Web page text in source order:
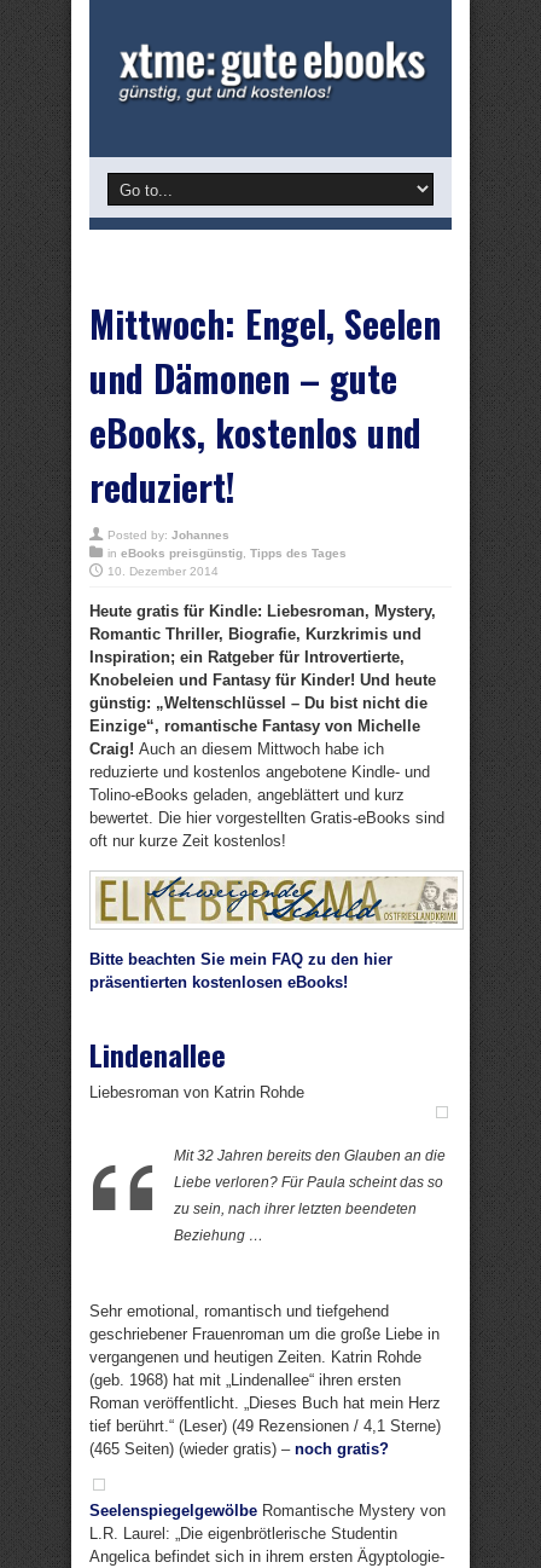
Mittwoch: Engel, Seelen
und Dämonen – gute
eBooks, kostenlos und
reduziert!
Posted by: Johannes
in eBooks preisgünstig Tipps des Tages
10. Dezember 2014
Heute gratis für Kindle: Liebesroman, Mystery,
Romantic Thriller, Biografie, Kurzkrimis und
Inspiration; ein Ratgeber für Introvertierte,
Knobeleien und Fantasy für Kinder! Und heute
günstig: „Weltenschlüssel – Du bist nicht die
Einzige“, romantische Fantasy von Michelle
Craig! Auch an diesem Mittwoch habe ich
reduzierte und kostenlos angebotene Kindle- und
Tolino-eBooks geladen, angeblättert und kurz
bewertet. Die hier vorgestellten Gratis-eBooks sind
oft nur kurze Zeit kostenlos!
Bitte beachten Sie mein FAQ zu den hier
präsentierten kostenlosen eBooks!
Lindenallee
Liebesroman von Katrin Rohde
Mit 32 Jahren bereits den Glauben an die
Liebe verloren? Für Paula scheint das so
zu sein, nach ihrer letzten beendeten
Beziehung …
Sehr emotional, romantisch und tiefgehend
geschriebener Frauenroman um die große Liebe in
vergangenen und heutigen Zeiten. Katrin Rohde
(geb. 1968) hat mit „Lindenallee“ ihren ersten
Roman veröffentlicht. „Dieses Buch hat mein Herz
tief berührt.“ (Leser) (49 Rezensionen / 4,1 Sterne)
(465 Seiten) (wieder gratis) – noch gratis?
Seelenspiegelgewölbe Romantische Mystery von
L.R. Laurel: „Die eigenbrötlerische Studentin
Angelica befindet sich in ihrem ersten Ägyptologie-